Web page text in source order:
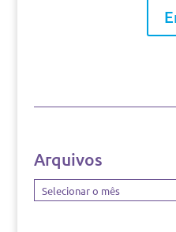
Arquivos
Arquivos